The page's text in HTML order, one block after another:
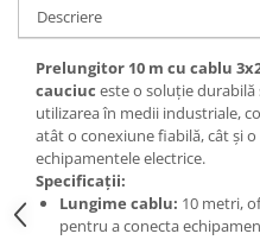
Descriere
Prelungitor 10 m cu cablu
cauciuc este o soluție
utilizarea în medii industriale,
atât o conexiune fiabilă, cât și
echipamentele electrice.
Specificații:
Lungime cablu: 10 metri,
pentru a conecta